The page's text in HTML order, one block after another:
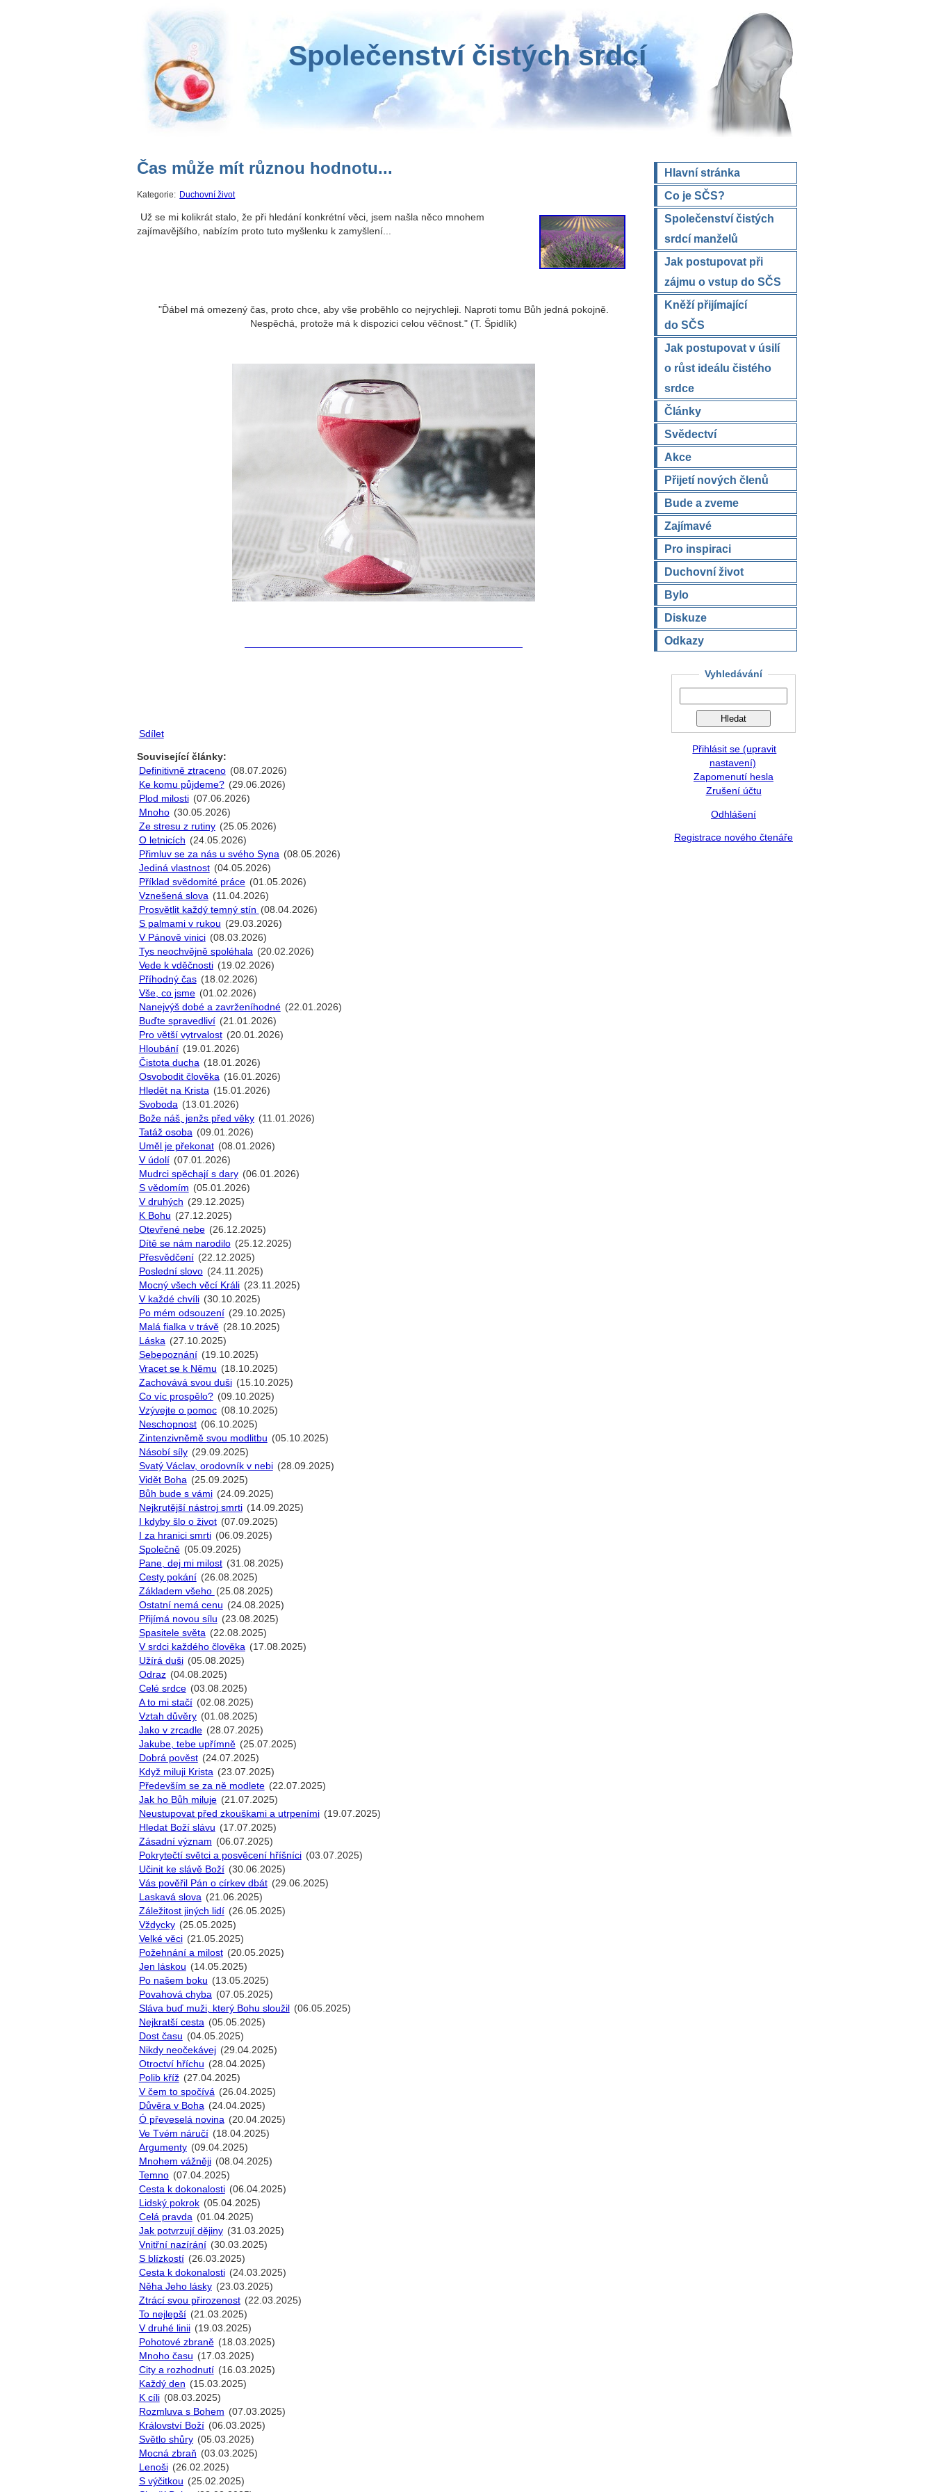
Společenství čistých srdcí
Hlavní stránka
Co je SČS?
Společenství čistých
srdcí manželů
Jak postupovat při
zájmu o vstup do SČS
Kněží přijímající
do SČS
Jak postupovat v úsilí
o růst ideálu čistého
srdce
Články
Svědectví
Akce
Přijetí nových členů
Bude a zveme
Zajímavé
Pro inspiraci
Duchovní život
Bylo
Diskuze
Odkazy
Čas může mít různou hodnotu...
Kategorie: Duchovní život
Už se mi kolikrát stalo, že při hledání konkrétní věci, jsem našla něco mnohem
zajímavějšího, nabízím proto tuto myšlenku k zamyšlení...
"Ďábel má omezený čas, proto chce, aby vše proběhlo co nejrychleji. Naproti tomu Bůh jedná pokojně.
Nespěchá, protože má k dispozici celou věčnost." (T. Špidlík)
Sdílet
Související články:
Definitivně ztraceno (08.07.2026)
Ke komu půjdeme? (29.06.2026)
Plod milosti (07.06.2026)
Mnoho (30.05.2026)
Ze stresu z rutiny (25.05.2026)
O letnicích (24.05.2026)
Přimluv se za nás u svého Syna (08.05.2026)
Jediná vlastnost (04.05.2026)
Příklad svědomité práce (01.05.2026)
Vznešená slova (11.04.2026)
Prosvětlit každý temný stín (08.04.2026)
S palmami v rukou (29.03.2026)
V Pánově vinici (08.03.2026)
Tys neochvějně spoléhala (20.02.2026)
Vede k vděčnosti (19.02.2026)
Příhodný čas (18.02.2026)
Vše, co jsme (01.02.2026)
Nanejvýš dobé a zavrženíhodné (22.01.2026)
Buďte spravedliví (21.01.2026)
Pro větší vytrvalost (20.01.2026)
Hloubání (19.01.2026)
Čistota ducha (18.01.2026)
Osvobodit člověka (16.01.2026)
Hledět na Krista (15.01.2026)
Svoboda (13.01.2026)
Bože náš, jenžs před věky (11.01.2026)
Tatáž osoba (09.01.2026)
Uměl je překonat (08.01.2026)
V údolí (07.01.2026)
Mudrci spěchají s dary (06.01.2026)
S vědomím (05.01.2026)
V druhých (29.12.2025)
K Bohu (27.12.2025)
Otevřené nebe (26.12.2025)
Dítě se nám narodilo (25.12.2025)
Přesvědčení (22.12.2025)
Poslední slovo (24.11.2025)
Mocný všech věcí Králi (23.11.2025)
V každé chvíli (30.10.2025)
Po mém odsouzení (29.10.2025)
Malá fialka v trávě (28.10.2025)
Láska (27.10.2025)
Sebepoznání (19.10.2025)
Vracet se k Němu (18.10.2025)
Zachovává svou duši (15.10.2025)
Co víc prospělo? (09.10.2025)
Vzývejte o pomoc (08.10.2025)
Neschopnost (06.10.2025)
Zintenzivněmě svou modlitbu (05.10.2025)
Násobí síly (29.09.2025)
Svatý Václav, orodovník v nebi (28.09.2025)
Vidět Boha (25.09.2025)
Bůh bude s vámi (24.09.2025)
Nejkrutější nástroj smrti (14.09.2025)
I kdyby šlo o život (07.09.2025)
I za hranici smrti (06.09.2025)
Společně (05.09.2025)
Pane, dej mi milost (31.08.2025)
Cesty pokání (26.08.2025)
Základem všeho (25.08.2025)
Ostatní nemá cenu (24.08.2025)
Přijímá novou sílu (23.08.2025)
Spasitele světa (22.08.2025)
V srdci každého člověka (17.08.2025)
Užírá duši (05.08.2025)
Odraz (04.08.2025)
Celé srdce (03.08.2025)
A to mi stačí (02.08.2025)
Vztah důvěry (01.08.2025)
Jako v zrcadle (28.07.2025)
Jakube, tebe upřímně (25.07.2025)
Dobrá pověst (24.07.2025)
Když miluji Krista (23.07.2025)
Především se za ně modlete (22.07.2025)
Jak ho Bůh miluje (21.07.2025)
Neustupovat před zkouškami a utrpeními (19.07.2025)
Hledat Boží slávu (17.07.2025)
Zásadní význam (06.07.2025)
Pokrytečtí světci a posvěcení hříšníci (03.07.2025)
Učinit ke slávě Boží (30.06.2025)
Vás pověřil Pán o církev dbát (29.06.2025)
Laskavá slova (21.06.2025)
Záležitost jiných lidí (26.05.2025)
Vždycky (25.05.2025)
Velké věci (21.05.2025)
Požehnání a milost (20.05.2025)
Jen láskou (14.05.2025)
Po našem boku (13.05.2025)
Povahová chyba (07.05.2025)
Sláva buď muži, který Bohu sloužil
(06.05.2025)
Nejkratší cesta (05.05.2025)
Dost času (04.05.2025)
Nikdy neočekávej (29.04.2025)
Otroctví hříchu (28.04.2025)
Polib kříž (27.04.2025)
V čem to spočívá (26.04.2025)
Důvěra v Boha (24.04.2025)
Ó převeselá novina (20.04.2025)
Ve Tvém náručí (18.04.2025)
Argumenty (09.04.2025)
Mnohem vážněji (08.04.2025)
Temno (07.04.2025)
Cesta k dokonalosti (06.04.2025)
Lidský pokrok (05.04.2025)
Celá pravda (01.04.2025)
Jak potvrzují dějiny (31.03.2025)
Vnitřní nazírání (30.03.2025)
S blízkostí (26.03.2025)
Cesta k dokonalosti (24.03.2025)
Něha Jeho lásky (23.03.2025)
Ztrácí svou přirozenost (22.03.2025)
To nejlepší (21.03.2025)
V druhé linii (19.03.2025)
Pohotové zbraně (18.03.2025)
Mnoho času (17.03.2025)
City a rozhodnutí (16.03.2025)
Každý den (15.03.2025)
K cíli (08.03.2025)
Rozmluva s Bohem (07.03.2025)
Království Boží (06.03.2025)
Světlo shůry (05.03.2025)
Mocná zbraň (03.03.2025)
Lenoši (26.02.2025)
S výčitkou (25.02.2025)
Vyhledávání
Přihlásit se (upravit
nastavení)
Zapomenutí hesla
Zrušení účtu
Odhlášení
Registrace nového čtenáře